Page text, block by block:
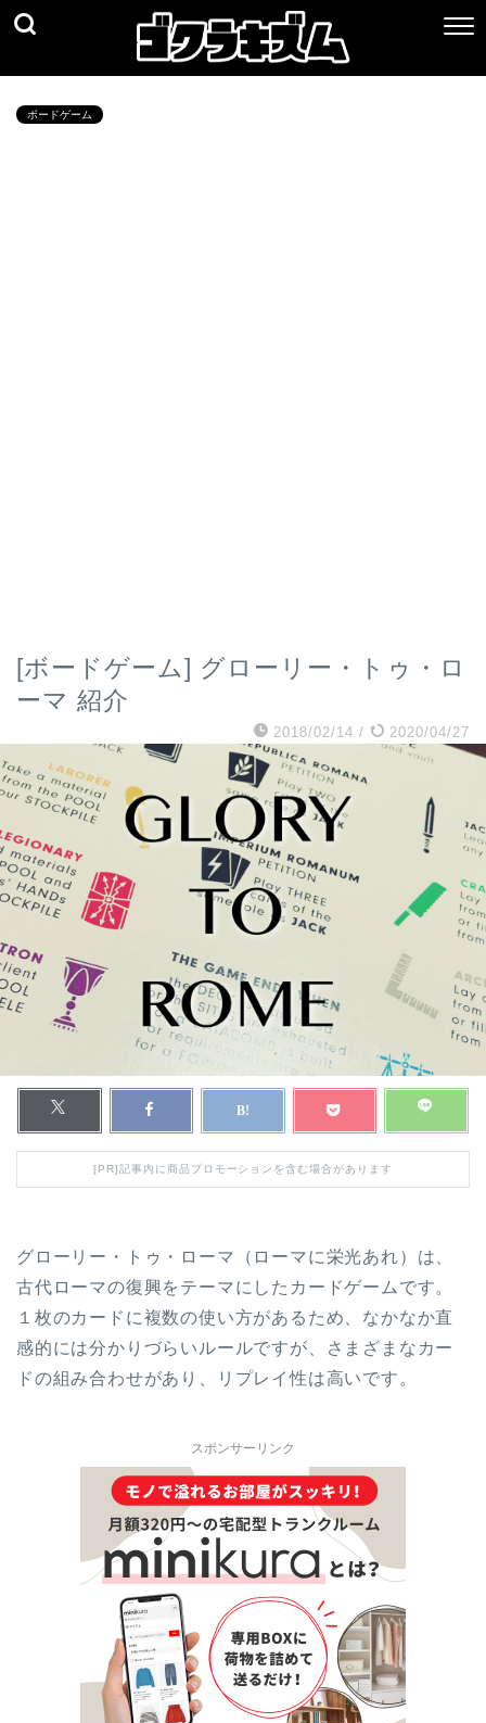
ボードゲーム
[ボードゲーム] グローリー・トゥ・ロ
ーマ 紹介
2018/02/14 / 2020/04/27
[PR]記事内に商品プロモーションを含む場合があります
グローリー・トゥ・ローマ（ローマに栄光あれ）は、
古代ローマの復興をテーマにしたカードゲームです。
１枚のカードに複数の使い方があるため、なかなか直
感的には分かりづらいルールですが、さまざまなカー
ドの組み合わせがあり、リプレイ性は高いです。
スポンサーリンク